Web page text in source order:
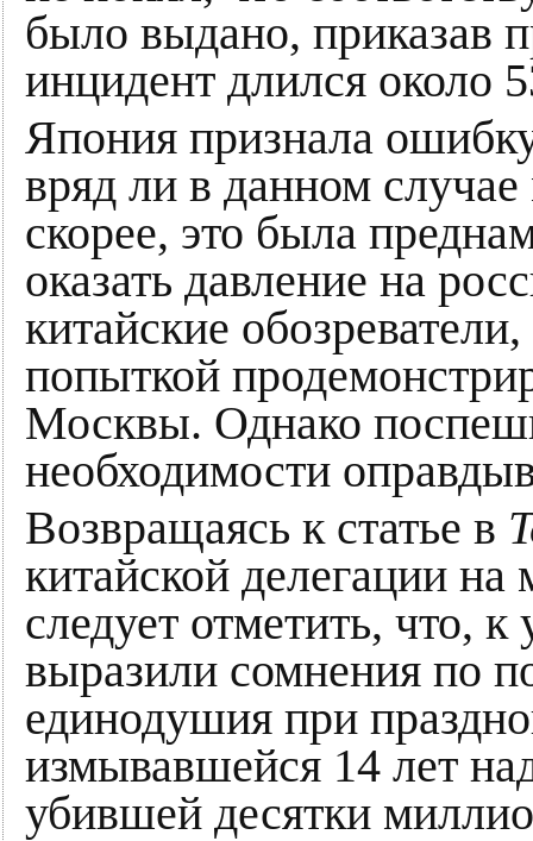
было выдано, приказав
инцидент длился около
Япония признала
вряд ли в данном
скорее, это была
оказать давление на
китайские
попыткой
Москвы. Однако
необходимости
Возвращаясь к статье в
китайской делегации
следует отметить, что,
выразили сомнения по
единодушия при
измывавшейся 14 лет
убившей десятки